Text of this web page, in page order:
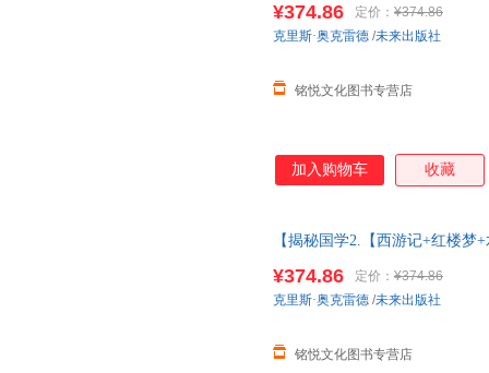
+营养】
¥374.86 定价： ¥374.86
铭悦文化图书专营店
克里斯·奥克雷德 /未来出版社
加入购物车 收藏
【揭秘国学2.【西游记+红楼
传+三国演义】
¥374.86 定价： ¥374.86
铭悦文化图书专营店
克里斯·奥克雷德 /未来出版社